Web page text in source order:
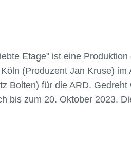
Etage" ist eine
(Produzent Jan Kruse) im
Bolten) für die ARD. Gedreht
bis zum 20. Oktober 2023.